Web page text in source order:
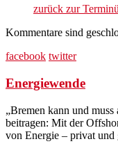
zurück zur
Kommentare sind
facebook twitter
Energiewende
„Bremen kann und
beitragen: Mit der
von Energie – privat und